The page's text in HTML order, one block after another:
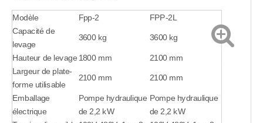
Modèle Fpp-2 FPP-2L
Capacité de
levage
3600 kg 3600 kg
Hauteur de levage 1800 mm
2100 mm
Largeur de plate-
forme utilisable
2100 mm 2100 mm
Emballage
électrique
Pompe hydraulique
de 2,2 kW
Pompe hydraulique
de 2,2 kW